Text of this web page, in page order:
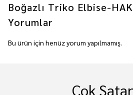
Boğazlı Triko Elbise-
Yorumlar
Bu ürün için henüz yorum yapılmamış.
Çok